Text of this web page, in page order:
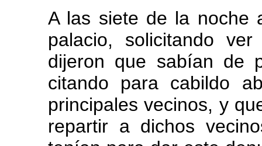
A las siete de la noche
palacio, solicitando
dijeron que sabían de
citando para cabildo
principales vecinos, y
repartir a dichos